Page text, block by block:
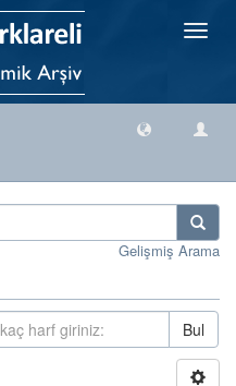
Geçiş
Gelişmiş Arama
Bul